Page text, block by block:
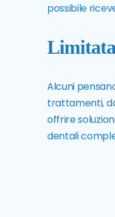
possibile
Alcuni
trattamenti,
offrire
dentali